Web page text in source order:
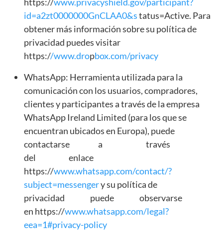
id=a2zt0000000GnCLAA0&status=Active. Para
obtener más información sobre su política de
privacidad puedes visitar
https://www.dropbox.com/privacy
WhatsApp: Herramienta utilizada para la
comunicación con los usuarios, compradores,
clientes y participantes a través de la empresa
WhatsApp Ireland Limited (para los que se
encuentran ubicados en Europa), puede
contactarse a través
del enlace
https://www.whatsapp.com/contact/?
subject=messengery su política de
privacidad puede observarse
en https://www.whatsapp.com/legal?
eea=1#privacy-policy